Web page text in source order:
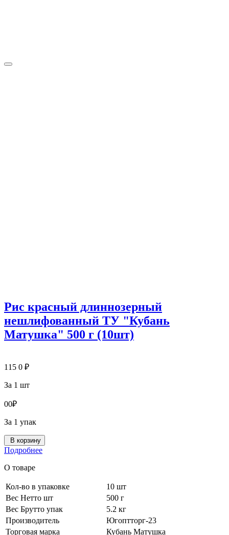
Рис красный длиннозерный
нешлифованный ТУ "Кубань
Матушка" 500 г (10шт)
115 0 ₽
За 1 шт
00₽
За 1 упак
В корзину
Подробнее
О товаре
Кол-во в упаковке
10 шт
Вес Нетто шт
500 г
Вес Брутто упак
5.2 кг
Производитель
Югоптторг-23
Торговая марка
Кубань Матушка